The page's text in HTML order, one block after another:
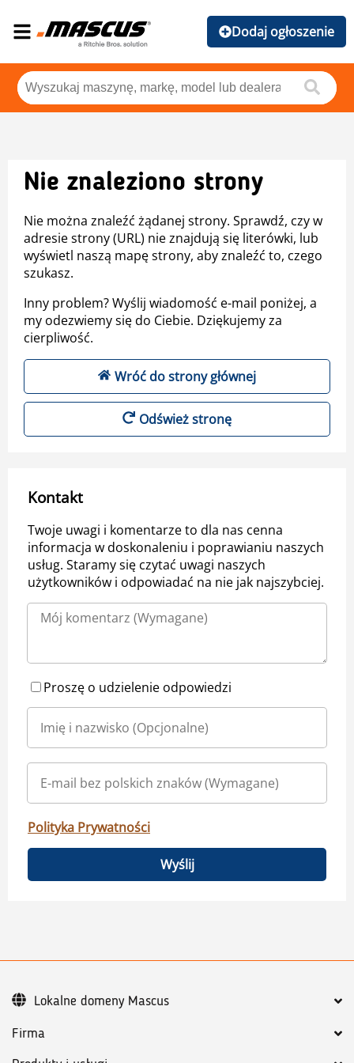
Dodaj ogłoszenie
Nie znaleziono strony
Nie można znaleźć żądanej strony. Sprawdź, czy w
adresie strony (URL) nie znajdują się literówki, lub
wyświetl naszą mapę strony, aby znaleźć to, czego
szukasz.
Inny problem? Wyślij wiadomość e-mail poniżej, a
my odezwiemy się do Ciebie. Dziękujemy za
cierpliwość.
Wróć do strony głównej
Odśwież stronę
Kontakt
Twoje uwagi i komentarze to dla nas cenna
informacja w doskonaleniu i poprawianiu naszych
usług. Staramy się czytać uwagi naszych
użytkowników i odpowiadać na nie jak najszybciej.
Proszę o udzielenie odpowiedzi
Polityka Prywatności
Wyślij
Firma
Lokalne domeny Mascus